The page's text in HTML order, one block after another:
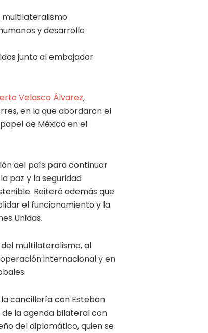
multilateralismo
y desarrollo
junto al embajador
Velasco Álvarez,
en la que abordaron el
de México en el
del país para continuar
paz y la seguridad
Reiteró además que
el funcionamiento y la
Unidas.
multilateralismo, al
internacional y en
cancillería con Esteban
la agenda bilateral con
del diplomático, quien se